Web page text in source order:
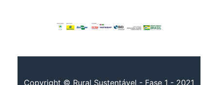
Copyright © Rural Sustentável - Fase 1 - 2021